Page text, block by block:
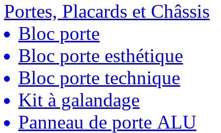
Portes, Placards et Châssis
Bloc porte
Bloc porte esthétique
Bloc porte technique
Kit à galandage
Panneau de porte ALU